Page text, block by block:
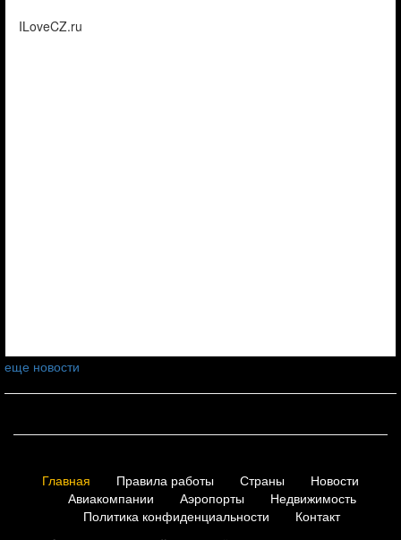
ILoveCZ.ru
еще новости
Главная Правила работы Страны
Новости
Авиакомпании
Аэропорты
Недвижимость
Политика конфиденциальности
Контакт